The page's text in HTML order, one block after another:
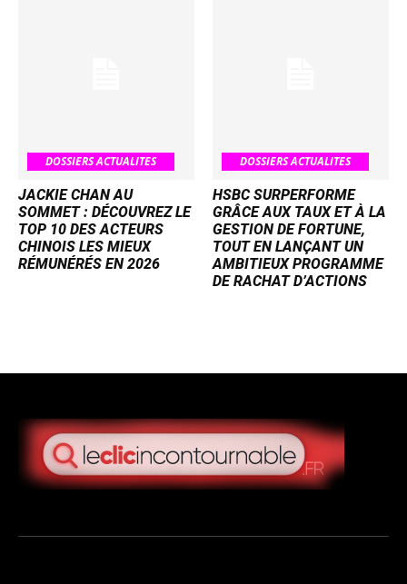
DOSSIERS ACTUALITES
JACKIE CHAN AU
SOMMET : DÉCOUVREZ LE
TOP 10 DES ACTEURS
CHINOIS LES MIEUX
RÉMUNÉRÉS EN 2026
DOSSIERS ACTUALITES
HSBC SURPERFORME
GRÂCE AUX TAUX ET À LA
GESTION DE FORTUNE,
TOUT EN LANÇANT UN
AMBITIEUX PROGRAMME
DE RACHAT D’ACTIONS